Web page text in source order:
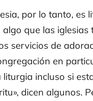
por lo tanto, es
que las
servicios de
en
incluso si
dicen algunos.